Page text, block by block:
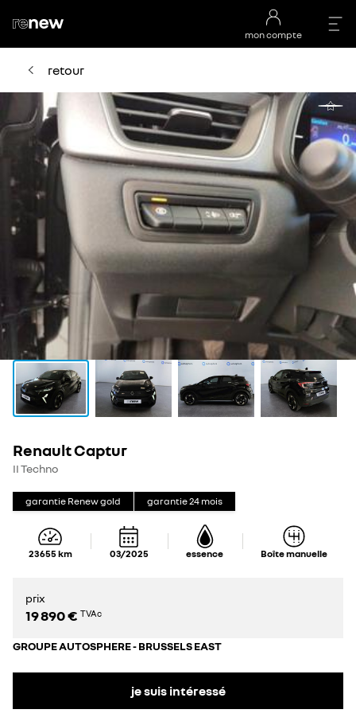
mon compte
retour
Renault Captur
II Techno
garantie Renew gold garantie24 mois
23 655km 03/2025 essence Boîte manuelle
prix
19 890 € TVAc
GROUPE AUTOSPHERE - BRUSSELS EAST
je suis intéressé